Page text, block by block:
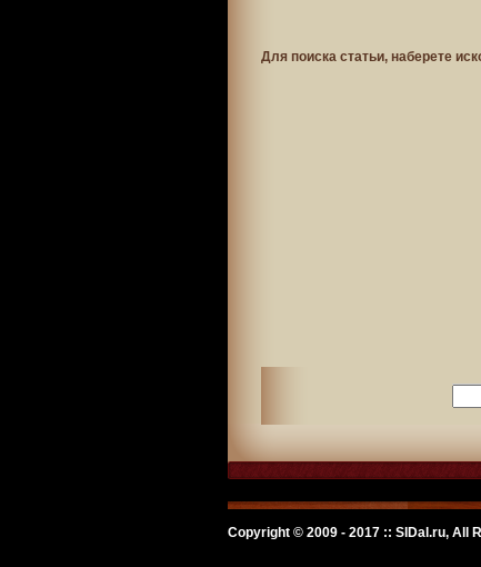
Для поиска статьи, наберете
Copyright © 2009 - 2017 :: SlDal.ru, All